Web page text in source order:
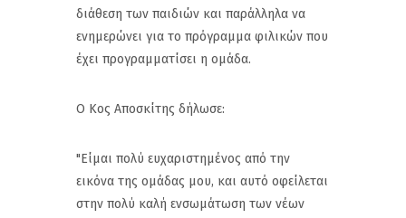
διάθεση των παιδιών και παράλληλα να
ενημερώνει για το πρόγραμμα φιλικών που
έχει προγραμματίσει η ομάδα.
Ο Κος Αποσκίτης δήλωσε:
"Είμαι πολύ ευχαριστημένος από την
εικόνα της ομάδας μου, και αυτό οφείλεται
στην πολύ καλή ενσωμάτωση των νέων